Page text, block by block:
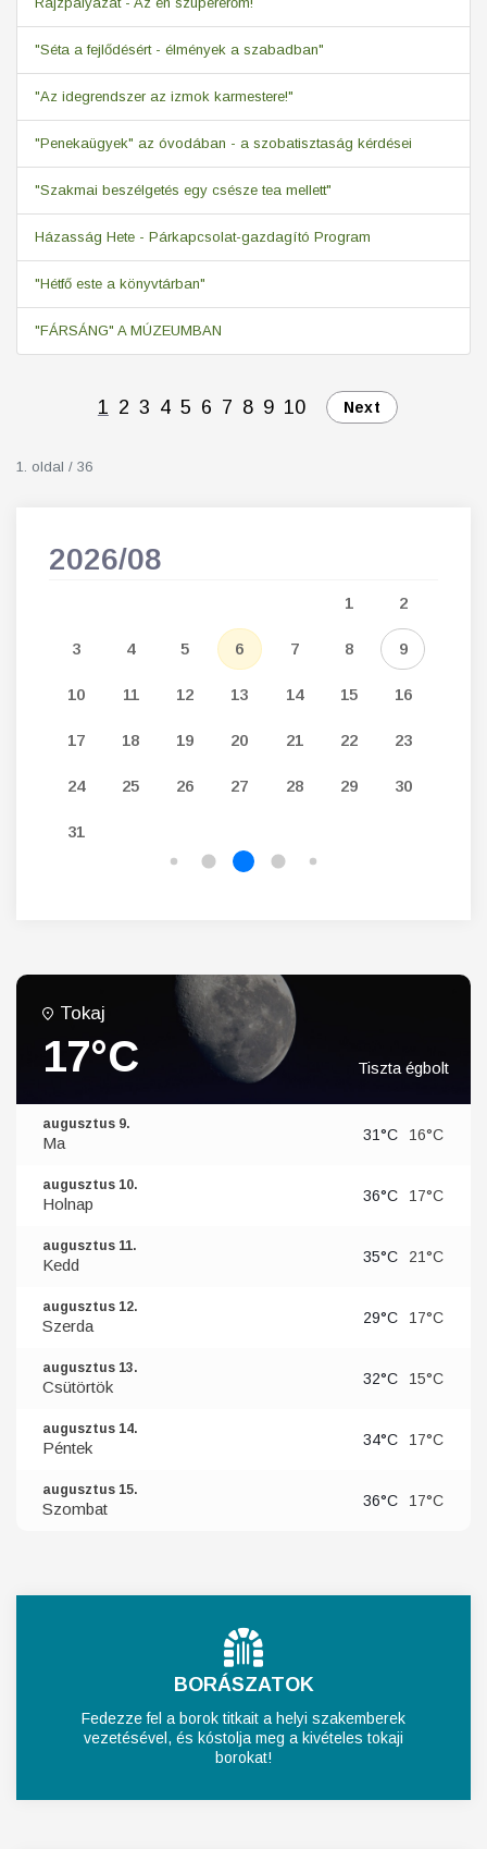
"Séta a fejlődésért - élmények a szabadban"
"Az idegrendszer az izmok karmestere!"
"Penekaügyek" az óvodában - a szobatisztaság kérdései
"Szakmai beszélgetés egy csésze tea mellett"
Házasság Hete - Párkapcsolat-gazdagító Program
"Hétfő este a könyvtárban"
"FÁRSÁNG" A MÚZEUMBAN
1 2 3 4 5 6 7 8 9 10 Next
1. oldal / 36
2026/08
1 2
3 4 5 6 7 8 9
10 11 12 13 14 15 16
17 18 19 20 21 22 23
24 25 26 27 28 29 30
31
Tokaj
17°C Tiszta égbolt
augusztus 9.
Ma 31°C 16°C
augusztus 10.
Holnap 36°C 17°C
augusztus 11.
Kedd 35°C 21°C
augusztus 12.
Szerda 29°C 17°C
augusztus 13.
Csütörtök 32°C 15°C
augusztus 14.
Péntek 34°C 17°C
augusztus 15.
Szombat 36°C 17°C
BORÁSZATOK
Fedezze fel a borok titkait a helyi szakemberek
vezetésével, és kóstolja meg a kivételes tokaji
borokat!